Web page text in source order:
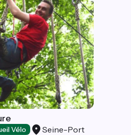
Vélo Seine-Port